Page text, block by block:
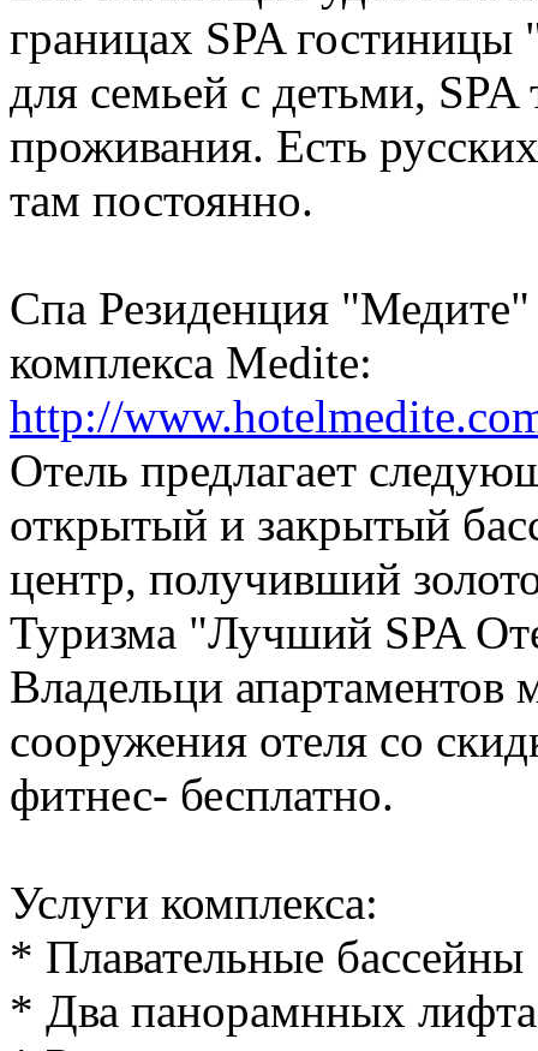
границах SPA
для семьей с детьми,
проживания. Есть
там постоянно.
Спа Резиденция "Медите"
комплекса Medite:
http://
Oтель предлагает
открытый и закрытый
центр, получивший
Туризма "Лучший SPA
Владельци апартаментов
сооружения отеля со
фитнес- бесплатно.
Услуги комплекса:
* Плавательные бассейны
* Два панорамнных лифта